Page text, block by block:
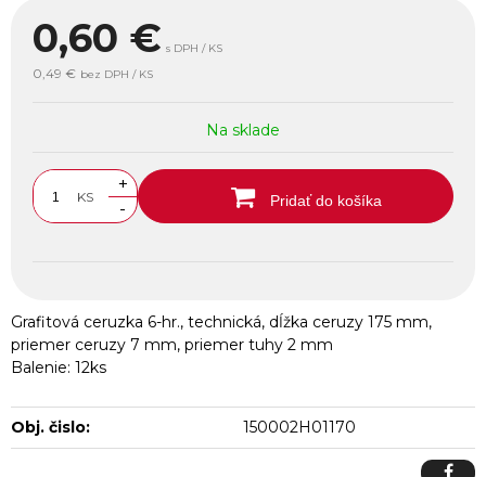
0,60 € s DPH / KS
0,49 € bez DPH / KS
Na sklade
KS
+
-
Pridať do košíka
Grafitová ceruzka 6-hr., technická, dĺžka ceruzy 175 mm,
priemer ceruzy 7 mm, priemer tuhy 2 mm
Balenie: 12ks
Obj. čislo: 150002H01170